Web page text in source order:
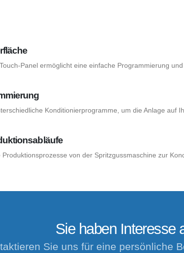
Panel ermöglicht eine einfache Programmierung
Konditionierprogramme, um die Anlage auf
von der Spritzgussmaschine zur
Sie haben Interesse
Sie uns für eine persönliche